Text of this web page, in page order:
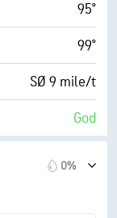
0%
10 mi
30000 fot
95°
99°
SØ 9 mile/t
God
0%